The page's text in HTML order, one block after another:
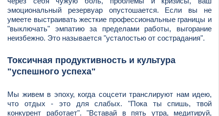
эмоциональный резервуар опустошается. Если вы не
умеете выстраивать жесткие профессиональные границы и
"выключать" эмпатию за пределами работы, выгорание
неизбежно. Это называется "усталостью от сострадания".
Токсичная продуктивность и культура
"успешного успеха"
Мы живем в эпоху, когда соцсети транслируют нам идею,
что отдых - это для слабых. "Пока ты спишь, твой
конкурент работает". "Вставай в пять утра, медитируй,